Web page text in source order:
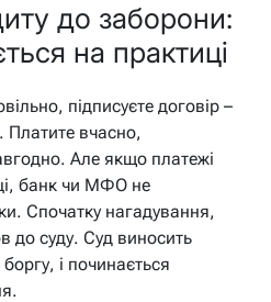
до заборони:
на практиці
підписуєте договір –
Платите вчасно,
Але якщо платежі
банк чи МФО не
Спочатку нагадування,
до суду. Суд виносить
і починається